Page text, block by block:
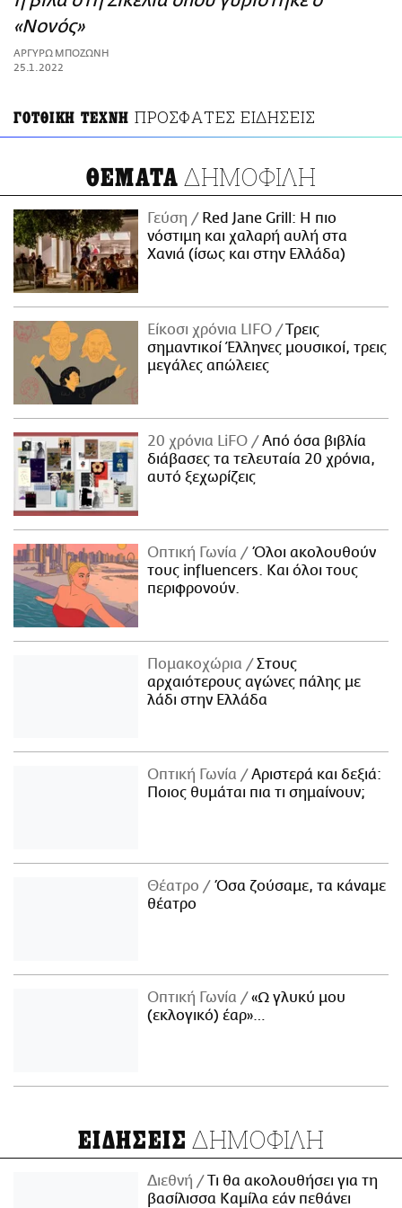
ΑΜΠΑ
PRINT
«Νονός»
ΑΡΓΥΡΩ ΜΠΟΖΩΝΗ
25.1.2022
ΓΟΤΘΙΚΗ ΤΕΧΝΗ ΠΡΟΣΦΑΤΕΣ ΕΙΔΗΣΕΙΣ
ΘΕΜΑΤΑ ΔΗΜΟΦΙΛΗ
Γεύση
Red Jane Grill: Η πιο
νόστιμη και χαλαρή αυλή στα
Χανιά (ίσως και στην Ελλάδα)
Είκοσι χρόνια LIFO
Tρεις
σημαντικοί Έλληνες μουσικοί, τρεις
μεγάλες απώλειες
20 χρόνια LiFO
Από όσα βιβλία
διάβασες τα τελευταία 20 χρόνια,
αυτό ξεχωρίζεις
Οπτική Γωνία
Όλοι ακολουθούν
τους influencers. Και όλοι τους
περιφρονούν.
Πομακοχώρια
Στους
αρχαιότερους αγώνες πάλης με
λάδι στην Ελλάδα
Οπτική Γωνία
Αριστερά και δεξιά:
Ποιος θυμάται πια τι σημαίνουν;
Θέατρο
Όσα ζούσαμε, τα κάναμε
θέατρο
Οπτική Γωνία
«Ω γλυκύ μου
(εκλογικό) έαρ»…
ΕΙΔΗΣΕΙΣ ΔΗΜΟΦΙΛΗ
Διεθνή
Τι θα ακολουθήσει για τη
βασίλισσα Καμίλα εάν πεθάνει